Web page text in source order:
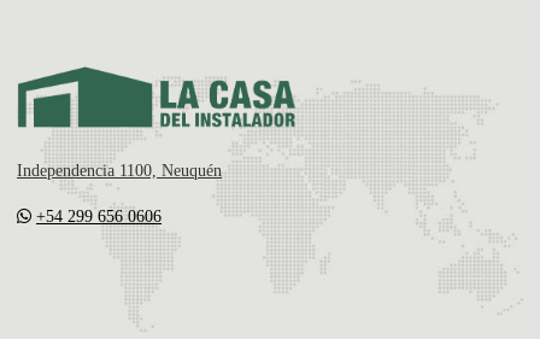
Independencia 1100, Neuquén
+54 299 656 0606